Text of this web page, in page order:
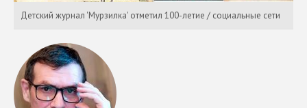
Детский журнал 'Мурзилка' отметил 100-летие / социальные сети